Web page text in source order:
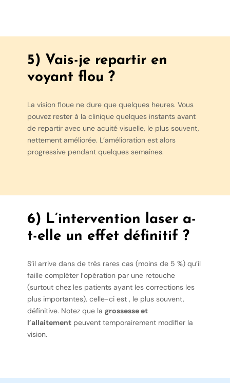
5) Vais-je repartir en
voyant flou ?
La vision floue ne dure que quelques heures. Vous
pouvez rester à la clinique quelques instants avant
de repartir avec une acuité visuelle, le plus souvent,
nettement améliorée. L’amélioration est alors
progressive pendant quelques semaines.
6) L’intervention laser a-
t-elle un effet définitif ?
S’il arrive dans de très rares cas (moins de 5 %) qu’il
faille compléter l’opération par une retouche
(surtout chez les patients ayant les corrections les
plus importantes), celle-ci est , le plus souvent,
définitive. Notez que la grossesse et
l’allaitementpeuvent temporairement modifier la
vision.